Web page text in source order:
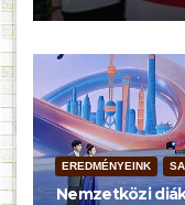
EREDMÉNYEINK
Nemzetközi